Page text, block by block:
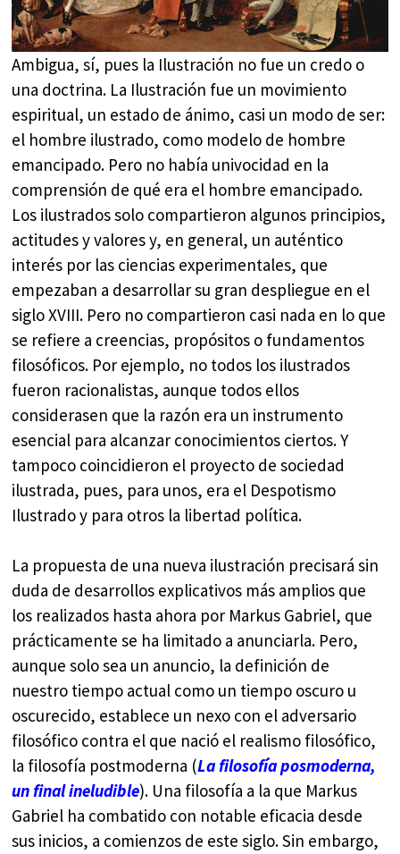
Ambigua, sí, pues la Ilustración no fue un credo o
una doctrina. La Ilustración fue un movimiento
espiritual, un estado de ánimo, casi un modo de ser:
el hombre ilustrado, como modelo de hombre
emancipado. Pero no había univocidad en la
comprensión de qué era el hombre emancipado.
Los ilustrados solo compartieron algunos principios,
actitudes y valores y, en general, un auténtico
interés por las ciencias experimentales, que
empezaban a desarrollar su gran despliegue en el
siglo XVIII. Pero no compartieron casi nada en lo que
se refiere a creencias, propósitos o fundamentos
filosóficos. Por ejemplo, no todos los ilustrados
fueron racionalistas, aunque todos ellos
considerasen que la razón era un instrumento
esencial para alcanzar conocimientos ciertos. Y
tampoco coincidieron el proyecto de sociedad
ilustrada, pues, para unos, era el Despotismo
Ilustrado y para otros la libertad política.
La propuesta de una nueva ilustración precisará sin
duda de desarrollos explicativos más amplios que
los realizados hasta ahora por Markus Gabriel, que
prácticamente se ha limitado a anunciarla. Pero,
aunque solo sea un anuncio, la definición de
nuestro tiempo actual como un tiempo oscuro u
oscurecido, establece un nexo con el adversario
filosófico contra el que nació el realismo filosófico,
la filosofía postmoderna (La filosofía posmoderna,
un final ineludible). Una filosofía a la que Markus
Gabriel ha combatido con notable eficacia desde
sus inicios, a comienzos de este siglo. Sin embargo,